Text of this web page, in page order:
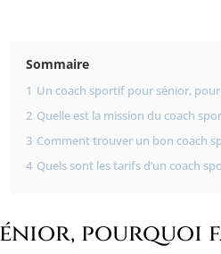
Sommaire
1 Un coach sportif pour sénior,
2 Quelle est la mission du coach
3 Comment trouver un bon coach
4 Quels sont les tarifs d’un coach
pourquoi